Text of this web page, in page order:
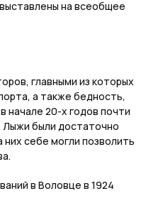
на всеобщее
главными из которых
а также бедность,
начале 20-х годов почти
были достаточно
них себе могли позволить
в Воловце в 1924